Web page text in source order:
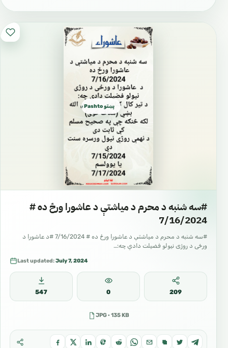
پښتو Pashto بشتو
#سه شنبه د محرم د میاشتې د عاشورا ورځ ده #
7/16/2024
#سه شنبه د محرم د میاشتې د عاشورا ورځ ده # 7/16/2024 #د عاشورا د
ورځی د روژی نيولو فضيلت دادي چه:…
Last updated:July 7, 2024
547 0 209
JPG · 135 KB